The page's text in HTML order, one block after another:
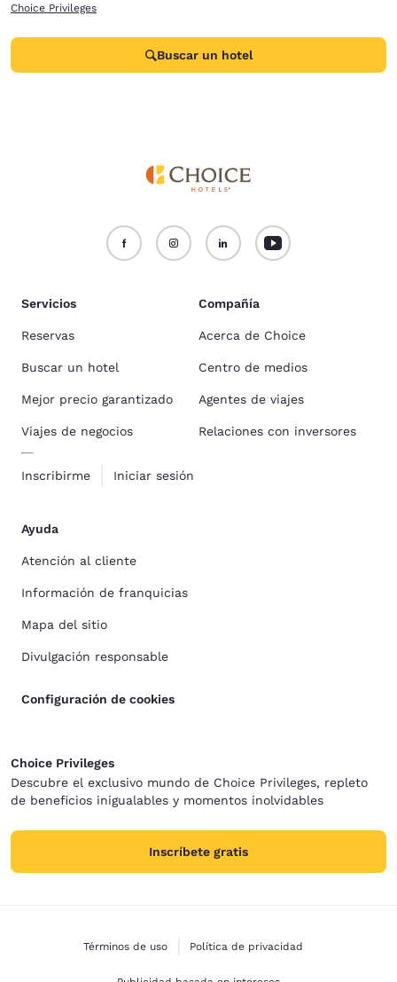
Choice Privileges
Buscar un hotel
Servicios
Reservas
Buscar un hotel
Mejor precio garantizado
Viajes de negocios
Inscribirme Iniciar sesión
Compañía
Acerca de Choice
Centro de medios
Agentes de viajes
Relaciones con inversores
Ayuda
Atención al cliente
Información de franquicias
Mapa del sitio
Divulgación responsable
Configuración de cookies
Choice Privileges
Descubre el exclusivo mundo de Choice Privileges, repleto
de beneficios inigualables y momentos inolvidables
Inscríbete gratis
Términos de uso Política de privacidad